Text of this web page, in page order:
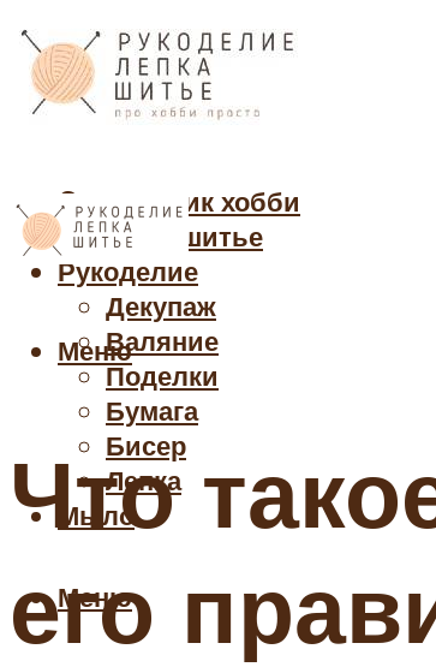
Cправочник хобби
Кройка и шитье
Рукоделие
Декупаж
Валяние
Поделки
Бумага
Бисер
Лепка
Мыло
Меню
Меню
Что
его